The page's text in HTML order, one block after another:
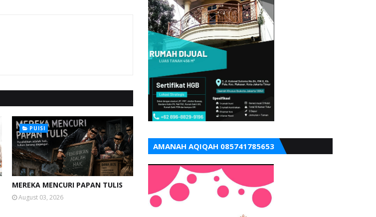
PUISI
MEREKA MENCURI PAPAN TULIS
August 03, 2026
AMANAH AQIQAH 085741785653